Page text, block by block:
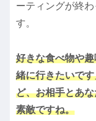
ーティングが終
す。
好きな食べ物や
緒に行きたいで
ど、お相手とあ
素敵ですね。